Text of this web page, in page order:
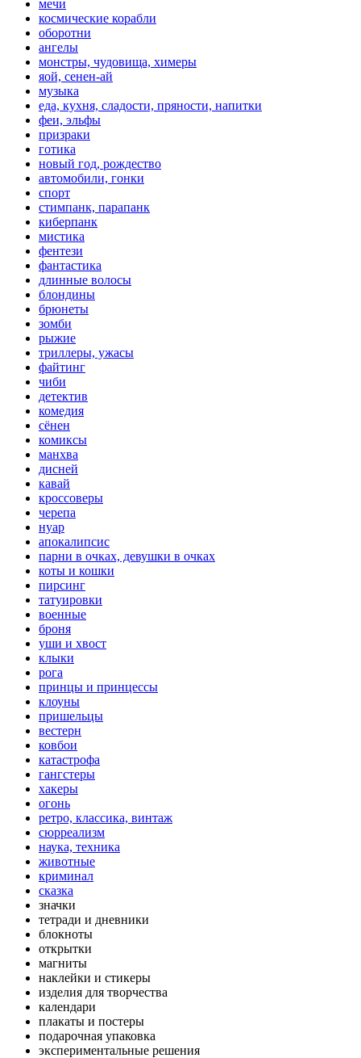
мечи
космические корабли
оборотни
ангелы
монстры, чудовища, химеры
яой, сенен-ай
музыка
еда, кухня, сладости, пряности, напитки
феи, эльфы
призраки
готика
новый год, рождество
автомобили, гонки
спорт
стимпанк, парапанк
киберпанк
мистика
фентези
фантастика
длинные волосы
блондины
брюнеты
зомби
рыжие
триллеры, ужасы
файтинг
чиби
детектив
комедия
сёнен
комиксы
манхва
дисней
кавай
кроссоверы
черепа
нуар
апокалипсис
парни в очках, девушки в очках
коты и кошки
пирсинг
татуировки
военные
броня
уши и хвост
клыки
рога
принцы и принцессы
клоуны
пришельцы
вестерн
ковбои
катастрофа
гангстеры
хакеры
огонь
ретро, классика, винтаж
сюрреализм
наука, техника
животные
криминал
сказка
значки
тетради и дневники
блокноты
открытки
магниты
наклейки и стикеры
изделия для творчества
календари
плакаты и постеры
подарочная упаковка
экспериментальные решения